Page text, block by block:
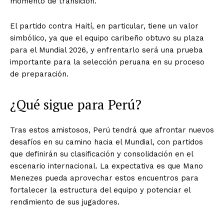
El partido contra Haití, en particular, tiene un valor
simbólico, ya que el equipo caribeño obtuvo su plaza
para el Mundial 2026, y enfrentarlo será una prueba
importante para la selección peruana en su proceso
de preparación.
¿Qué sigue para Perú?
Tras estos amistosos, Perú tendrá que afrontar nuevos
desafíos en su camino hacia el Mundial, con partidos
que definirán su clasificación y consolidación en el
escenario internacional. La expectativa es que Mano
Menezes pueda aprovechar estos encuentros para
fortalecer la estructura del equipo y potenciar el
rendimiento de sus jugadores.